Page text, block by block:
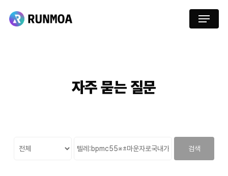
Menu
자주 묻는 질문
검색